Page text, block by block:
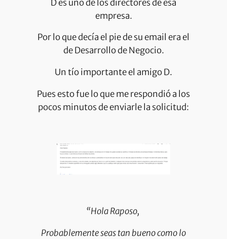
D es uno de los directores de esa
empresa.
Por lo que decía el pie de su email era el
de Desarrollo de Negocio.
Un tío importante el amigo D.
Pues esto fue lo que me respondió a los
pocos minutos de enviarle la solicitud:
“Hola Raposo,
Probablemente seas tan bueno como lo